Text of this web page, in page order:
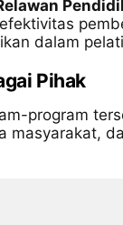
dalam
Pihak
program
masyarakat,